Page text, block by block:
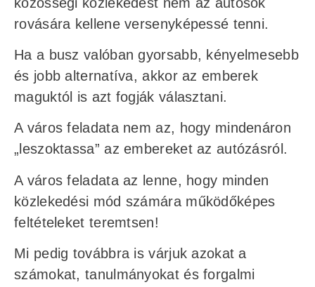
rovására kellene versenyképessé tenni.
Ha a busz valóban gyorsabb, kényelmesebb
és jobb alternatíva, akkor az emberek
maguktól is azt fogják választani.
A város feladata nem az, hogy mindenáron
„leszoktassa” az embereket az autózásról.
A város feladata az lenne, hogy minden
közlekedési mód számára működőképes
feltételeket teremtsen!
Mi pedig továbbra is várjuk azokat a
számokat, tanulmányokat és forgalmi